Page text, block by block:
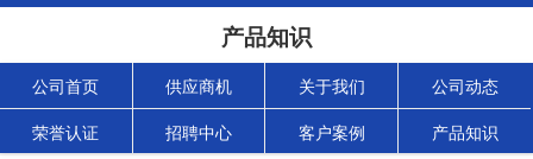
产品知识
公司首页 供应商机 关于我们 公司动态
荣誉认证 招聘中心 客户案例 产品知识